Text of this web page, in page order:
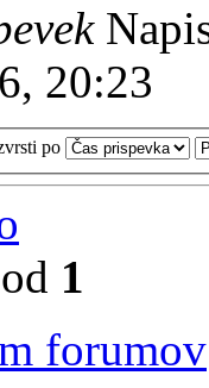
20:23
po
od 1
forumov